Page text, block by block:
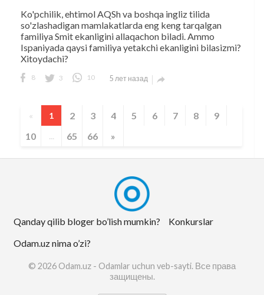
Ko'pchilik, ehtimol AQSh va boshqa ingliz tilida
so'zlashadigan mamlakatlarda eng keng tarqalgan
familiya Smit ekanligini allaqachon biladi. Ammo
Ispaniyada qaysi familiya yetakchi ekanligini bilasizmi?
Xitoydachi?
8 3 10 5 лет назад 
« 1 2 3 4 5 6 7 8
9
10
... 65 66 »
Qanday qilib bloger bo’lish mumkin?
Konkurslar
Odam.uz nima o’zi?
© 2026 Odam.uz - Odamlar uchun veb-sayti. Все права
защищены.